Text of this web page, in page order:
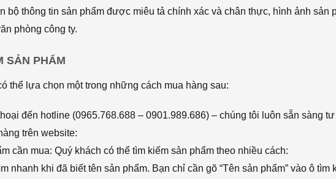
bộ thông tin sản phẩm được miêu tả chính xác và chân thực, hình ảnh
phòng công ty.
SẢN PHẨM
thể lựa chọn một trong những cách mua hàng sau:
đến hotline (0965.768.688 – 0901.989.686) – chúng tôi luôn sẵn sàng
trên website:
cần mua: Quý khách có thể tìm kiếm sản phẩm theo nhiều cách:
nhanh khi đã biết tên sản phẩm. Bạn chỉ cần gõ “Tên sản phẩm” vào ô